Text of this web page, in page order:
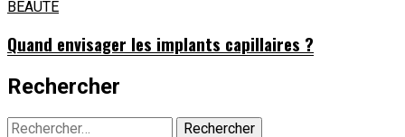
BEAUTE
Quand envisager les implants capillaires ?
Rechercher
Rechercher :